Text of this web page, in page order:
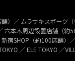
）／ ムラサキスポーツ
六本木周辺設置店舗（約
宿SHOP（約100店舗）
／ ELE TOKYO ／